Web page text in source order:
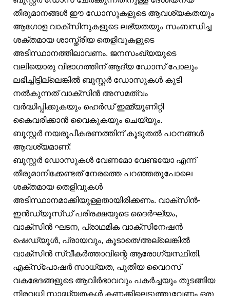
തീരുമാനങ്ങൾ ഈ ഡോസുകളുടെ ആവശ്യകതയും
ആഗോള വാക്സിനുകളുടെ ലഭ്യതയും സംബന്ധിച്ച
ശക്തമായ ശാസ്ത്രീയ തെളിവുകളുടെ
അടിസ്ഥാനത്തിലാവണം. ജനസംഖ്യയുടെ
വലിയൊരു വിഭാഗത്തിന് ആദ്യ ഡോസ് പോലും
ലഭിച്ചിട്ടില്ലെങ്കിൽ ബൂസ്റ്റർ ഡോസുകൾ കൂടി
നൽകുന്നത് വാക്‌സിൻ അസമത്വം
വർദ്ധിപ്പിക്കുകയും ഹെർഡ്‌ ഇമ്മ്യൂണിറ്റി
കൈവരിക്കാൻ വൈകുകയും ചെയ്യും.
ബൂസ്റ്റർ നയരൂപീകരണത്തിന് കൂടുതൽ പഠനങ്ങൾ
ആവശ്യമാണ്:
ബൂസ്റ്റർ ഡോസുകൾ വേണമോ വേണ്ടയോ എന്ന്
തീരുമാനിക്കേണ്ടത് നേരത്തെ പറഞ്ഞതുപോലെ
ശക്തമായ തെളിവുകൾ
അടിസ്ഥാനമാക്കിയുള്ളതായിരിക്കണം. വാക്സിൻ-
ഇൻഡ്യൂസ്ഡ് പരിരക്ഷയുടെ ദൈർഘ്യം,
വാക്സിൻ ഘടന, പ്രാഥമിക വാക്സിനേഷൻ
ഷെഡ്യൂൾ, പ്രായവും, കൂടാതെ/അല്ലെങ്കിൽ
വാക്സിൻ സ്വീകർത്താവിന്റെ ആരോഗ്യസ്ഥിതി,
എക്സ്പോഷർ സാധ്യത, പുതിയ വൈറസ്
വകഭേദങ്ങളുടെ ആവിർഭാവവും പകർച്ചയും തുടങ്ങിയ
നിരവധി സാദ്ധ്യതകൾ കണക്കിലെടുത്തുവേണം ഒരു